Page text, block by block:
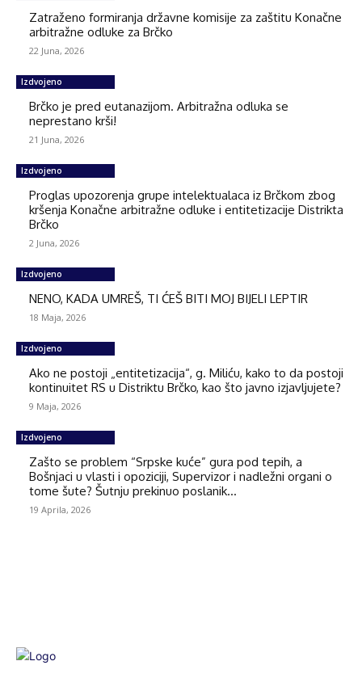
Zatraženo formiranja državne komisije za zaštitu Konačne
arbitražne odluke za Brčko
22 Juna, 2026
Izdvojeno
Brčko je pred eutanazijom. Arbitražna odluka se
neprestano krši!
21 Juna, 2026
Izdvojeno
Proglas upozorenja grupe intelektualaca iz Brčkom zbog
kršenja Konačne arbitražne odluke i entitetizacije Distrikta
Brčko
2 Juna, 2026
Izdvojeno
NENO, KADA UMREŠ, TI ĆEŠ BITI MOJ BIJELI LEPTIR
18 Maja, 2026
Izdvojeno
Ako ne postoji „entitetizacija“, g. Miliću, kako to da postoji
kontinuitet RS u Distriktu Brčko, kao što javno izjavljujete?
9 Maja, 2026
Izdvojeno
Zašto se problem “Srpske kuće” gura pod tepih, a
Bošnjaci u vlasti i opoziciji, Supervizor i nadležni organi o
tome šute? Šutnju prekinuo poslanik...
19 Aprila, 2026